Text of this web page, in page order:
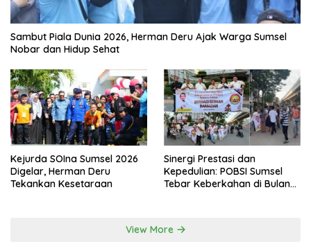
Sambut Piala Dunia 2026, Herman Deru Ajak Warga Sumsel
Nobar dan Hidup Sehat
Kejurda SOIna Sumsel 2026
Digelar, Herman Deru
Tekankan Kesetaraan
Sinergi Prestasi dan
Kepedulian: POBSI Sumsel
Tebar Keberkahan di Bulan
View More